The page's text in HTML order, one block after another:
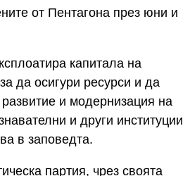
от Пентагона през юни и
капитала на
да осигури ресурси и да
и модернизация на
и други институции
в заповедта.
партия, чрез своята